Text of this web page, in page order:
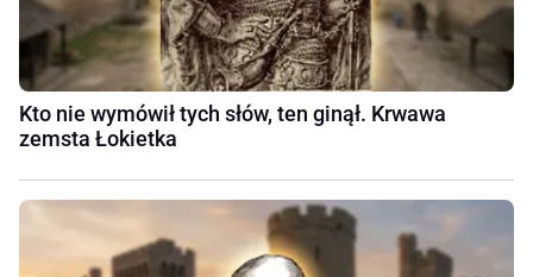
Kto nie wymówił tych słów, ten ginął. Krwawa
zemsta Łokietka